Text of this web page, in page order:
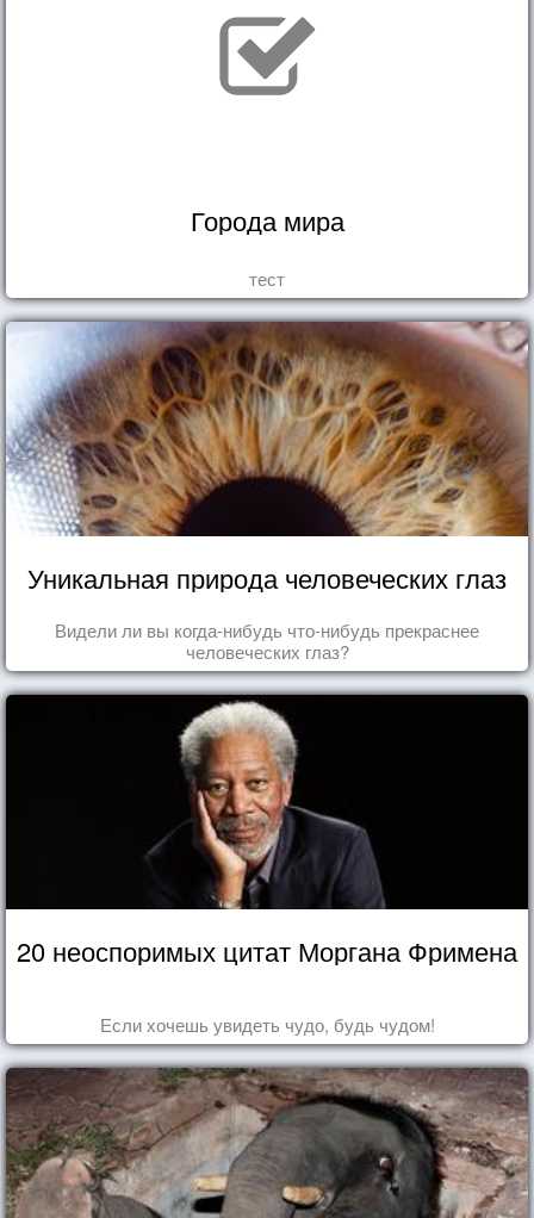
Города мира
тест
Уникальная природа человеческих глаз
Видели ли вы когда-нибудь что-нибудь прекраснее
человеческих глаз?
20 неоспоримых цитат Моргана Фримена
Если хочешь увидеть чудо, будь чудом!